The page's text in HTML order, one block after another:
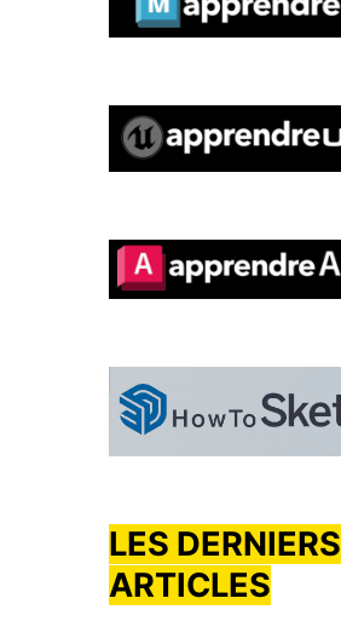
LES DERNIERS
ARTICLES